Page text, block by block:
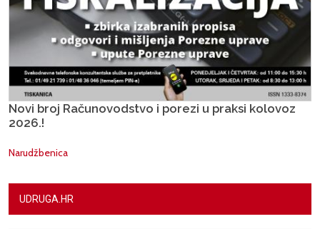
Novi broj Računovodstvo i porezi u praksi kolovoz
2026.!
Narudžbenica
UDRUGA.HR